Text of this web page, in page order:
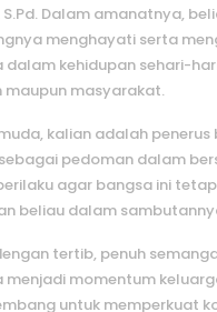
Dalam amanatnya,
menghayati serta
dalam kehidupan sehari-
maupun masyarakat.
kalian adalah penerus
pedoman dalam
agar bangsa ini
beliau dalam
tertib, penuh
menjadi momentum
untuk memperkuat